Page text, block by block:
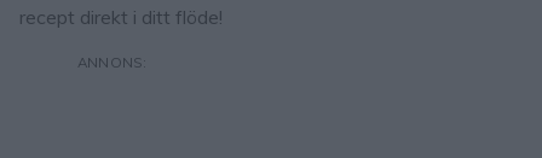
recept direkt i ditt flöde!